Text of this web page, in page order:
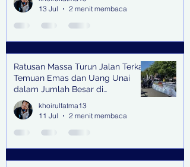
13 Jul
2 menit membaca
Ratusan Massa Turun Jalan Terkait
Temuan Emas dan Uang Unai
dalam Jumlah Besar di
Lingkungan Jampidsus Kejaksaan
Agung RI di Jakarta
khoirulfatma13
11 Jul
2 menit membaca